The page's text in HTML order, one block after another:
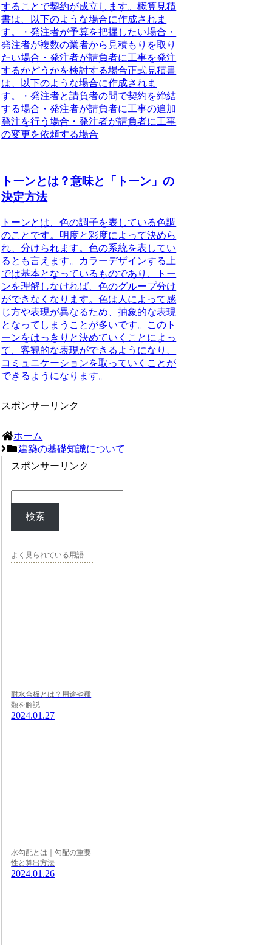
することで契約が成立します。概算見積
書は、以下のような場合に作成されま
す。・発注者が予算を把握したい場合・
発注者が複数の業者から見積もりを取り
たい場合・発注者が請負者に工事を発注
するかどうかを検討する場合正式見積書
は、以下のような場合に作成されま
す。・発注者と請負者の間で契約を締結
する場合・発注者が請負者に工事の追加
発注を行う場合・発注者が請負者に工事
の変更を依頼する場合
トーンとは？意味と「トーン」の
決定方法
トーンとは、色の調子を表している色調
のこと です。明度と彩度によって決めら
れ、分けられます。色の系統を表してい
るとも言えます。カラーデザインする上
では基本となっているものであり、
トー
ンを理解しなければ、色のグループ分け
ができなくなります。色は人によって感
じ方や表現が異なるため、抽象的な表現
となってしまうことが多いです。
このト
ーンをはっきりと決めていくことによっ
て、客観的な表現ができるようになり、
コミュニケーションを取っていくことが
できるようになります。
スポンサーリンク
ホーム
建築の基礎知識について
スポンサーリンク
検索
よく見られている用語
耐水合板とは？用途や種
類を解説
2024.01.27
水勾配とは｜勾配の重要
性と算出方法
2024.01.26